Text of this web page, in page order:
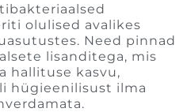
olulised avalikes
Need pinnad
lisanditega, mis
hallituse kasvu,
hügieenilisust ilma